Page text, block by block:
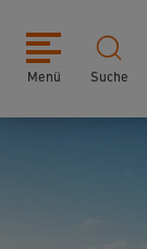
Menü Suche